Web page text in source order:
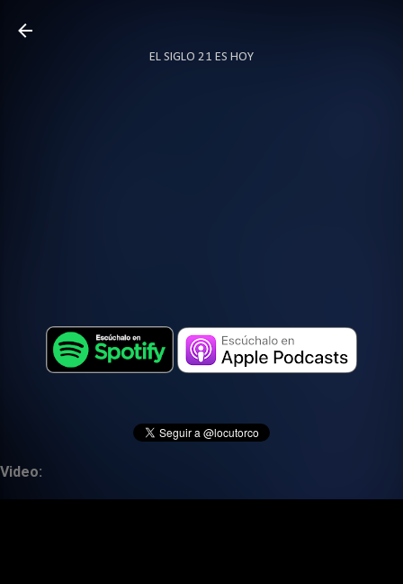
EL SIGLO 21 ES HOY
Video: